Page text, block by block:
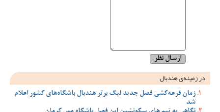
در زمینه‌ی هندبال
زمان قرعه‌کشی فصل جدید لیگ برتر هندبال باشگاه‌های کشور اعلام
شد